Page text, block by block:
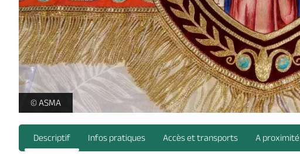
art sacre@ASMA_2024 -
© ASMA
Descriptif Infos pratiques Accès et transports A proximité